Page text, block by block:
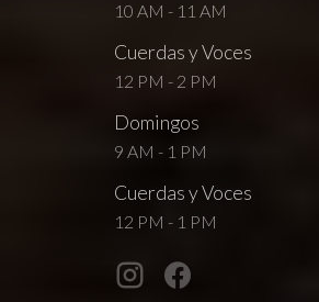
10 AM - 11 AM
Cuerdas y Voces
12 PM - 2 PM
Domingos
9 AM - 1 PM
Cuerdas y Voces
12 PM - 1 PM